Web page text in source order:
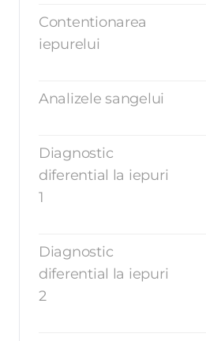
Contentionarea
iepurelui
Analizele sangelui
Diagnostic
diferential la iepuri
1
Diagnostic
diferential la iepuri
2